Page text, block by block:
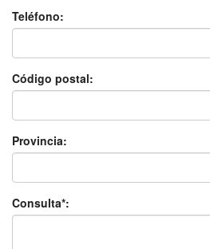
Teléfono:
Código postal:
Provincia:
Consulta*: